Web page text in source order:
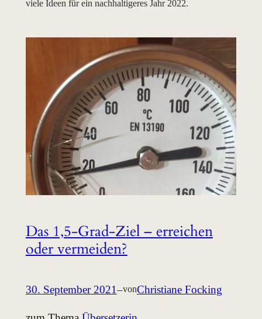
viele Ideen für ein nachhaltigeres Jahr 2022.
Das 1,5-Grad-Ziel – erreichen
oder vermeiden?
30. September 2021–vonChristiane Focking